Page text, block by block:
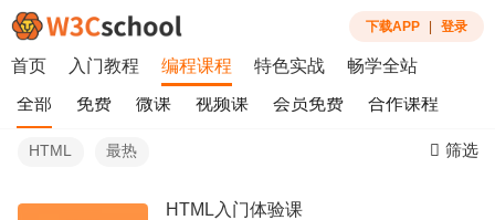
下载APP 登录
首页 入门教程 编程课程 特色实战 畅学全站
全部 免费 微课 视频课 会员免费 合作课程
HTML 最热 筛选
HTML入门体验课